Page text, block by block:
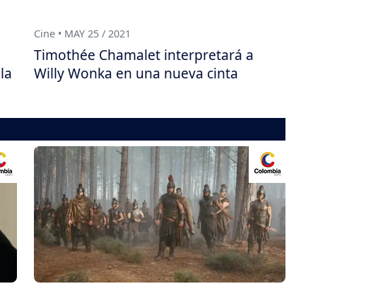
Cine • MAY 25 / 2021
Timothée Chamalet interpretará a
Willy Wonka en una nueva cinta